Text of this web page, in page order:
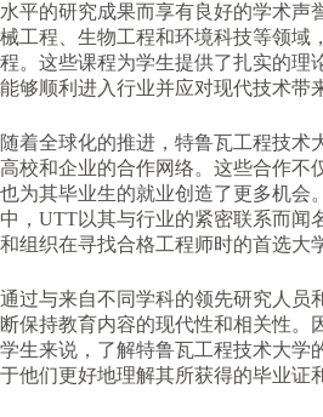
水平的研究成果而享有良好的学术声
械工程、生物工程和环境科技等领域
程。这些课程为学生提供了扎实的理
能够顺利进入行业并应对现代技术带
随着全球化的推进，特鲁瓦工程技术
高校和企业的合作网络。这些合作不
也为其毕业生的就业创造了更多机会
中，UTT以其与行业的紧密联系而闻
和组织在寻找合格工程师时的首选大
通过与来自不同学科的领先研究人员
断保持教育内容的现代性和相关性。
学生来说，了解特鲁瓦工程技术大学
于他们更好地理解其所获得的毕业证